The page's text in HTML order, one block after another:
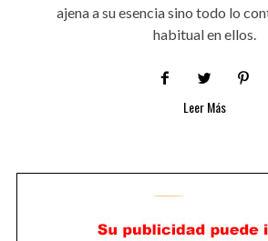
ajena a su esencia sino todo lo
habitual en ellos.
Leer Más